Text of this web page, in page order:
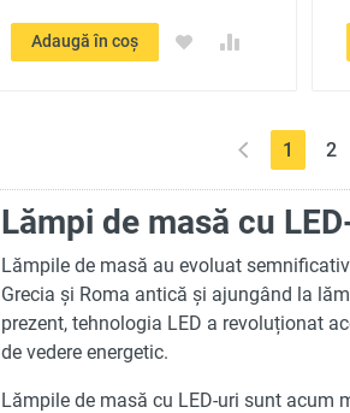
Adaugă în coș
1 2
Lămpi de masă cu
Lămpile de masă au evoluat
Grecia și Roma antică și ajungând la
prezent, tehnologia LED a revoluționat
de vedere energetic.
Lămpile de masă cu LED-uri sunt acum